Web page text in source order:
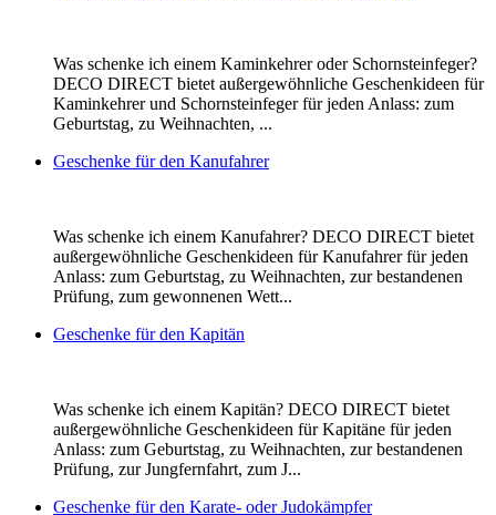
Was schenke ich einem Kaminkehrer oder Schornsteinfeger?
DECO DIRECT bietet außergewöhnliche Geschenkideen für
Kaminkehrer und Schornsteinfeger für jeden Anlass: zum
Geburtstag, zu Weihnachten, ...
Geschenke für den Kanufahrer
Was schenke ich einem Kanufahrer? DECO DIRECT bietet
außergewöhnliche Geschenkideen für Kanufahrer für jeden
Anlass: zum Geburtstag, zu Weihnachten, zur bestandenen
Prüfung, zum gewonnenen Wett...
Geschenke für den Kapitän
Was schenke ich einem Kapitän? DECO DIRECT bietet
außergewöhnliche Geschenkideen für Kapitäne für jeden
Anlass: zum Geburtstag, zu Weihnachten, zur bestandenen
Prüfung, zur Jungfernfahrt, zum J...
Geschenke für den Karate- oder Judokämpfer